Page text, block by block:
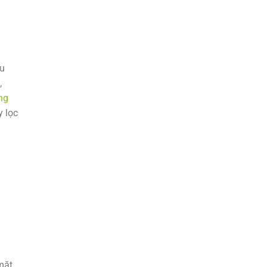
lọc